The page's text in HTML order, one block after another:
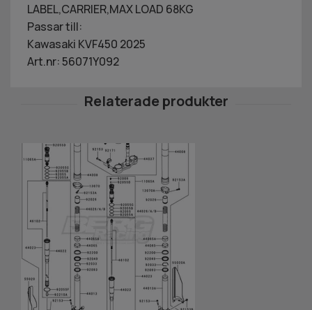
LABEL,CARRIER,MAX LOAD 68KG
Passar till:
Kawasaki KVF450 2025
Art.nr: 56071Y092